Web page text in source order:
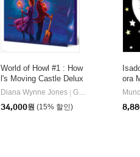
| HarperCollins Publishers
World of Howl #1 : How
l's Moving Castle Delux
e Limited Edition
Diana Wynne Jones
Greenwillow Books
34,000원 (15% 할인)
ora
ol